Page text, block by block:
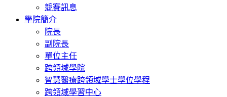
競賽訊息
學院簡介
院長
副院長
單位主任
跨領域學院
智慧醫療跨領域學士學位學程
跨領域學習中心